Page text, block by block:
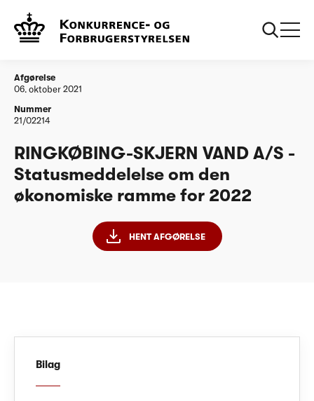
Vandtilsyn
Statusmeddelelse om den økonomiske ramme
for 2022
Afgørelse
06. oktober 2021
Nummer
21/02214
RINGKØBING-SKJERN VAND A/S -
Statusmeddelelse om den
økonomiske ramme for 2022
HENT AFGØRELSE
Bilag